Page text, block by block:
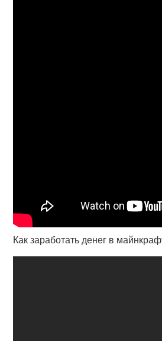
Как заработать денег в